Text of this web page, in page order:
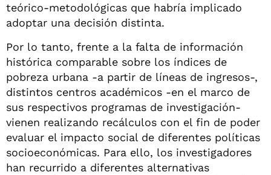
teórico-metodológicas que habría implicado
adoptar una decisión distinta.
Por lo tanto, frente a la falta de información
histórica comparable sobre los índices de
pobreza urbana -a partir de líneas de ingresos-,
distintos centros académicos -en el marco de
sus respectivos programas de investigación-
vienen realizando recálculos con el fin de poder
evaluar el impacto social de diferentes políticas
socioeconómicas. Para ello, los investigadores
han recurrido a diferentes alternativas